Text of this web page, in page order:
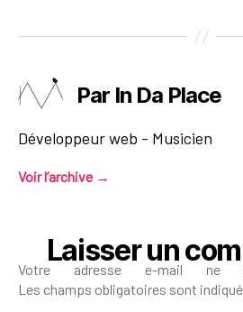
Par In Da Place
Développeur web - Musicien
Voir l’archive →
Laisser un
Votre adresse e-mail ne
Les champs obligatoires sont